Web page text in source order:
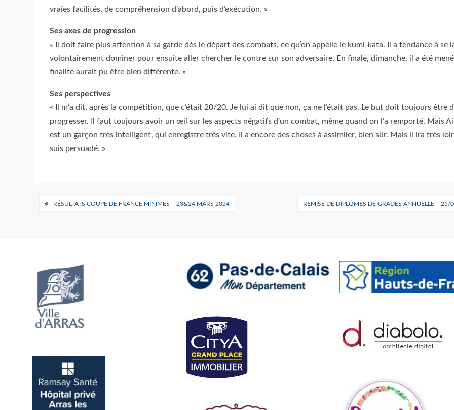
vraies facilités, de compréhension d’abord, puis d’exécution. »
Ses axes de progression
« Il doit faire plus attention à sa garde dès le départ des combats, ce qu’on appelle le kumi-kata. Il a tendance à se
volontairement dominer pour ensuite aller chercher le contre sur son adversaire. En finale, dimanche, il a été
finalité aurait pu être bien différente. »
Ses perspectives
« Il m’a dit, après la compétition, que c’était 20/20. Je lui ai dit que non, ça ne l’était pas. Le but doit toujours être
progresser. Il faut toujours avoir un œil sur les aspects négatifs d’un combat, même quand on l’a remporté. Mais
est un garçon très intelligent, qui enregistre très vite. Il a encore des choses à assimiler, bien sûr. Mais il ira très
suis persuadé. »
Navigation
RÉSULTATS COUPE DE FRANCE MINIMES – 23&24 MARS 2024 REMISE DE DIPLÔMES DE GRADES ANNUELLE –